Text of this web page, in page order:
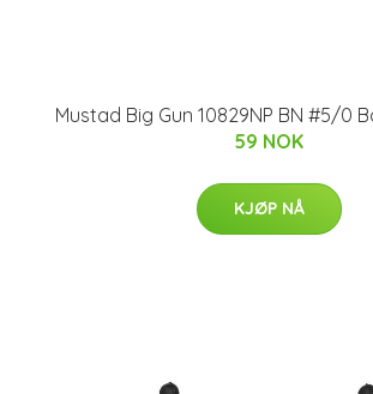
Mustad Big Gun 10829NP BN #5/0
59 NOK
KJØP NÅ